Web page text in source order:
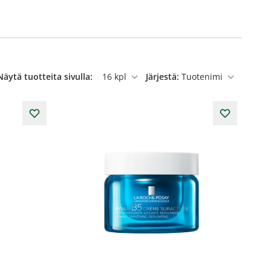
tuotteita sivulla:
per sivu
Järjestä: